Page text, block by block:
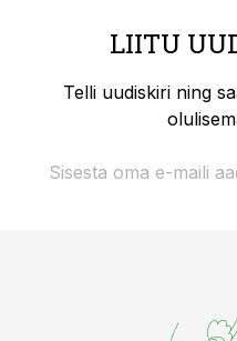
LIITU
Telli uudiskiri ning